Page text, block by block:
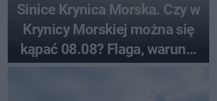
Sinice Krynica Morska. Czy w
Krynicy Morskiej można się
kąpać 08.08? Flaga, warunki
pogodowe